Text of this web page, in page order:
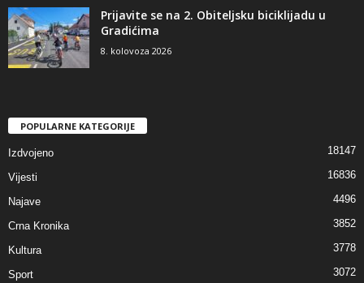
Prijavite se na 2. Obiteljsku biciklijadu u
Gradićima
8. kolovoza 2026
POPULARNE KATEGORIJE
Izdvojeno 18147
Vijesti 16836
Najave 4496
Crna Kronika 3852
Kultura 3778
Sport 3072